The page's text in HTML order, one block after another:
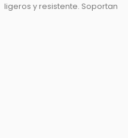
ligeros y resistente. Soportan